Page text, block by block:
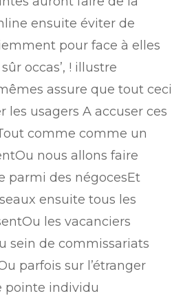
ensuite éviter de
pour face à elles
occas’, ! illustre
assure que tout ceci
les usagers A accuser ces
comme comme un
nous allons faire
parmi des négocesEt
ensuite tous les
les vacanciers
sein de commissariats
parfois sur l’étranger
pointe individu